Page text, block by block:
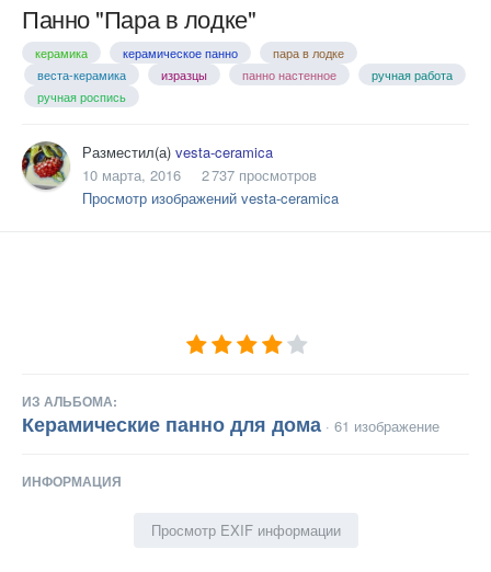
Панно "Пара в лодке"
керамика керамическое панно
пара в лодке
веста-керамика
изразцы панно настенное
ручная работа
ручная роспись
Разместил(а) vesta-ceramica
10 марта, 2016
2 737 просмотров
Просмотр изображений vesta-ceramica
ИЗ АЛЬБОМА:
Керамические панно для дома · 61 изображение
ИНФОРМАЦИЯ
Просмотр EXIF информации